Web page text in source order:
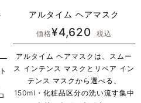
アルタイム ヘアマスク
価格¥4,620 税込
アルタイム ヘアマスクは、スムー
ス インテンス マスクとリペア イン
テンス マスクから選べる、
150ml・化粧品区分の洗い流す集中